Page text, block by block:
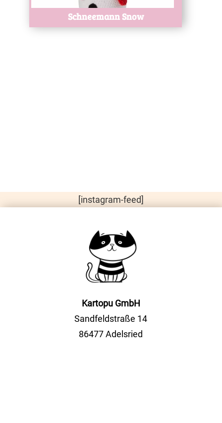
Schneemann Snow
[instagram-feed]
Kartopu GmbH
Sandfeldstraße 14
86477 Adelsried